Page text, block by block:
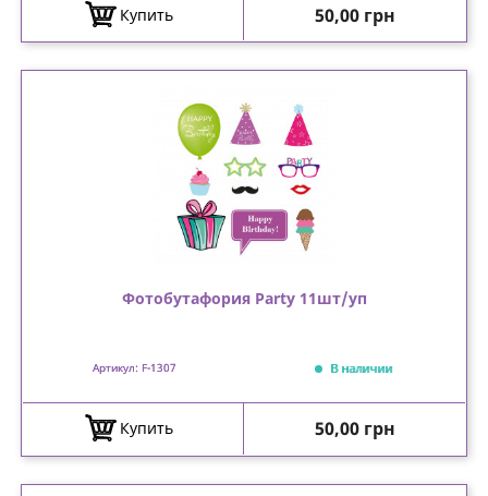
Купить Цена
50,00 грн
Фотобутафория Party 11шт/уп
Артикул: F-1307 В наличии
Купить Цена
50,00 грн